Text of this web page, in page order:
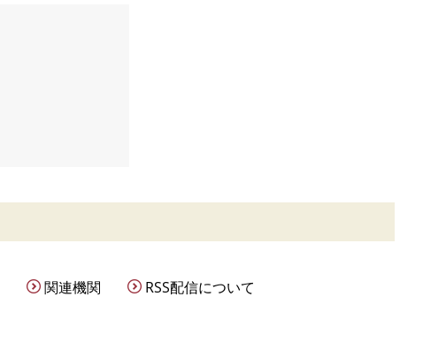
関連機関 RSS配信について